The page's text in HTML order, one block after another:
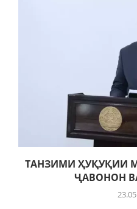
ТАНЗИМИ ҲУҚУҚИИ
ҶАВОНОН